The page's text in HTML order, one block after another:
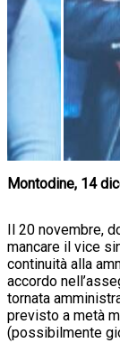
Montodine, 14
Il 20 novembre,
mancare il vice
continuità alla
accordo
tornata
previsto a metà
(possibilmente